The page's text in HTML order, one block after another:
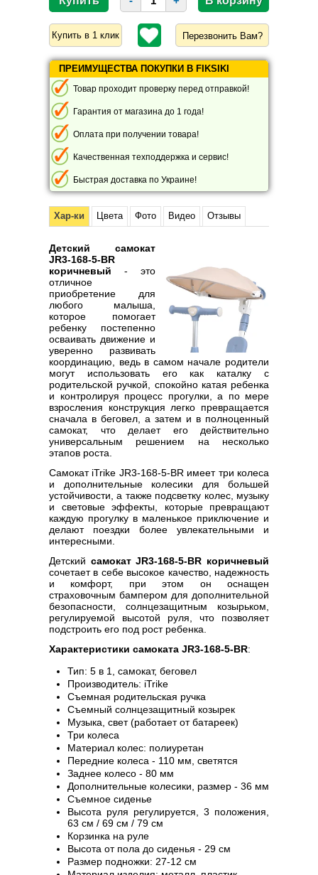
Перезвонить Вам?
ПРЕИМУЩЕСТВА ПОКУПКИ В FIKSIKI
Товар проходит проверку перед отправкой!
Гарантия от магазина до 1 года!
Оплата при получении товара!
Качественная техподдержка и сервис!
Быстрая доставка по Украине!
Хар-ки Цвета Фото Видео Отзывы
Детский самокат
JR3-168-5-BR
коричневый - это
отличное
приобретение для
любого малыша,
которое помогает
ребенку постепенно
осваивать движение и
уверенно развивать
координацию, ведь в самом начале родители
могут использовать его как каталку с
родительской ручкой, спокойно катая ребенка
и контролируя процесс прогулки, а по мере
взросления конструкция легко превращается
сначала в беговел, а затем и в полноценный
самокат, что делает его действительно
универсальным решением на несколько
этапов роста.
Самокат iTrike JR3-168-5-BR имеет три колеса
и дополнительные колесики для большей
устойчивости, а также подсветку колес, музыку
и световые эффекты, которые превращают
каждую прогулку в маленькое приключение и
делают поездки более увлекательными и
интересными.
Детский самокат JR3-168-5-BR коричневый
сочетает в себе высокое качество, надежность
и комфорт, при этом он оснащен
страховочным бампером для дополнительной
безопасности, солнцезащитным козырьком,
регулируемой высотой руля, что позволяет
подстроить его под рост ребенка.
Характеристики самоката JR3-168-5-BR:
Тип: 5 в 1, самокат, беговел
Производитель: iTrike
Съемная родительская ручка
Съемный солнцезащитный козырек
Музыка, свет (работает от батареек)
Три колеса
Материал колес: полиуретан
Передние колеса - 110 мм, светятся
Заднее колесо - 80 мм
Дополнительные колесики, размер - 36 мм
Съемное сиденье
Высота руля регулируется, 3 положения,
63 см / 69 см / 79 см
Корзинка на руле
Высота от пола до сиденья - 29 см
Размер подножки: 27-12 см